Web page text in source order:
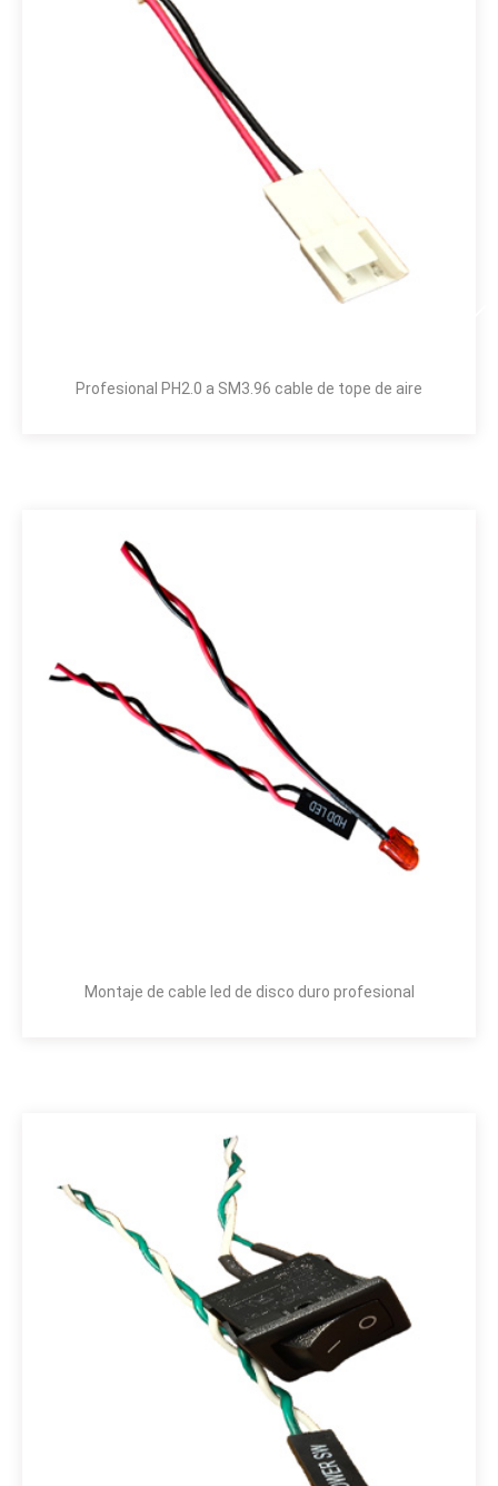
Profesional PH2.0 a SM3.96 cable de tope de aire
Montaje de cable led de disco duro profesional